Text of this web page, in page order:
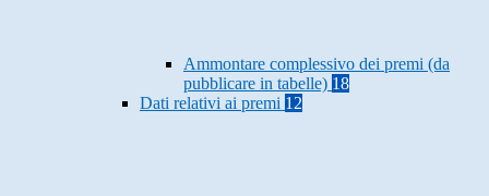
Ammontare complessivo dei premi (da
pubblicare in tabelle) 18
Dati relativi ai premi 12